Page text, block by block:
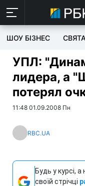
ШОУ БІЗНЕС СВЯТА
УПЛ:
лидера, а
потерял
11:48 01.09.2008 Пн
RBC.UA
Будь у курсі,
своїй стрічці